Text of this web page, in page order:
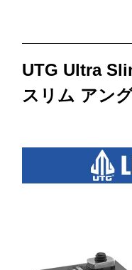
UTG Ultra
スリム アン